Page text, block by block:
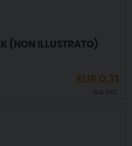
(NON ILLUSTRATO)
EUR 0,31
IVA incl.